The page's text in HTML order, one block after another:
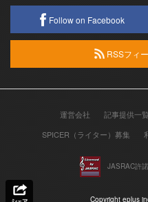
Follow on Facebook
RSSフィ
運営会社 記事提供一覧
SPICER（ライター）募集
JASRAC許
Copyright eplus